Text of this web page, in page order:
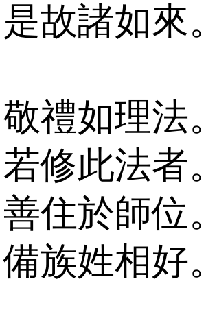
是故諸如來。
敬禮如理法。
若修此法者。
善住於師位。
備族姓相好。